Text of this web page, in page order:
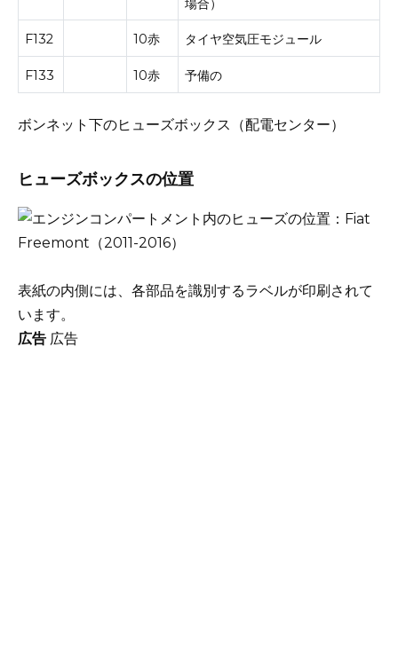
場合）
F132 10赤 タイヤ空気圧モジュール
F133 10赤 予備の
ボンネット下のヒューズボックス（配電センター）
ヒューズボックスの位置
表紙の内側には、各部品を識別するラベルが印刷されて
います。
広告 広告